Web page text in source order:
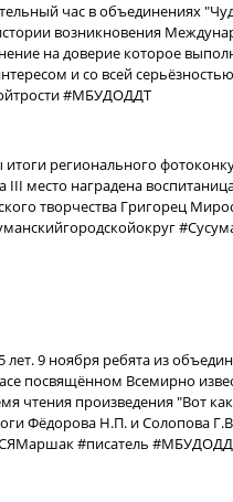
час в объединениях
возникновения
на доверие которое
и со всей
#МБУДОДДТ
регионального
место наградена
творчества Григорец
9 ноября ребята из
посвящённом Всемирно
чтения произведения "Вот
Фёдорова Н.П. и Солопова
#писатель